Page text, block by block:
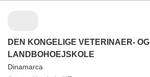
DEN KONGELIGE VETERINAER- OG
LANDBOHOEJSKOLE
Dinamarca